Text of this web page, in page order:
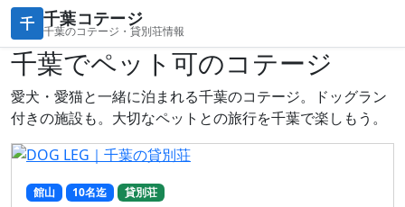
千 千葉コテージ
千葉のコテージ・貸別荘情報
千葉でペット可のコテージ
愛犬・愛猫と一緒に泊まれる千葉のコテージ。ドッグラン
付きの施設も。大切なペットとの旅行を千葉で楽しもう。
館山 10名迄 貸別荘